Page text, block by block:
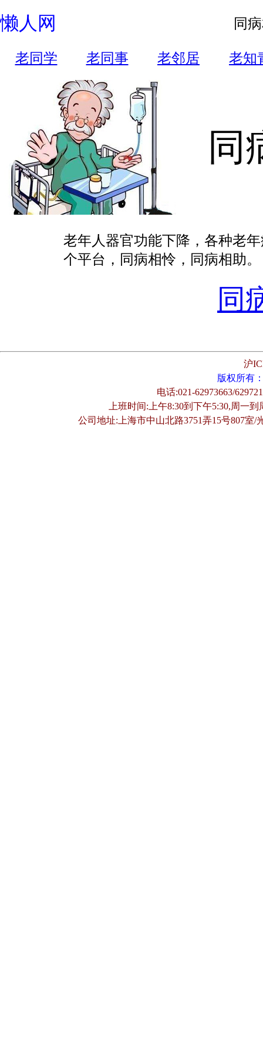
懒人网 同
老同学 老同事 老邻居 老知
同
老年人器官功能下降，各种老
个平台，同病相怜，同病相助。
同
沪
版权所有
电话:021-62973663/
上班时间:上午8:30到下午5:30,周一
公司地址:上海市中山北路3751弄15号807室